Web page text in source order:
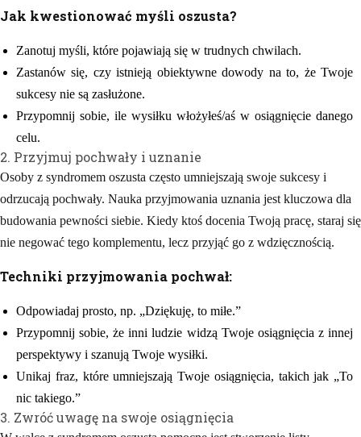
Jak kwestionować myśli oszusta?
Zanotuj myśli, które pojawiają się w trudnych chwilach.
Zastanów się, czy istnieją obiektywne dowody na to, że Twoje
sukcesy nie są zasłużone.
Przypomnij sobie, ile wysiłku włożyłeś/aś w osiągnięcie danego
celu.
2. Przyjmuj pochwały i uznanie
Osoby z syndromem oszusta często umniejszają swoje sukcesy i
odrzucają pochwały. Nauka przyjmowania uznania jest kluczowa dla
budowania pewności siebie. Kiedy ktoś docenia Twoją pracę, staraj się
nie negować tego komplementu, lecz przyjąć go z wdzięcznością.
Techniki przyjmowania pochwał:
Odpowiadaj prosto, np. „Dziękuję, to miłe.”
Przypomnij sobie, że inni ludzie widzą Twoje osiągnięcia z innej
perspektywy i szanują Twoje wysiłki.
Unikaj fraz, które umniejszają Twoje osiągnięcia, takich jak „To
nic takiego.”
3. Zwróć uwagę na swoje osiągnięcia